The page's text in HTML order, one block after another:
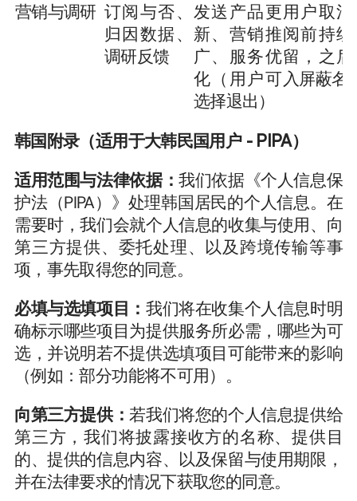
营销与调研 订阅与否、
归因数据、
调研反馈
发送产品更
新、营销推
广、服务优
化（用户可
选择退出）
用户取
阅前持
留，之
入屏蔽名
韩国附录（适用于大韩民国用户 - PIPA）
适用范围与法律依据：我们依据《个人信息保
护法（PIPA）》处理韩国居民的个人信息。在
需要时，我们会就个人信息的收集与使用、向
第三方提供、委托处理、以及跨境传输等事
项，事先取得您的同意。
必填与选填项目： 我们将在收集个人信息时明
确标示哪些项目为提供服务所必需，哪些为可
选，并说明若不提供选填项目可能带来的影响
（例如：部分功能将不可用）。
向第三方提供： 若我们将您的个人信息提供给
第三方，我们将披露接收方的名称、提供目
的、提供的信息内容、以及保留与使用期限，
并在法律要求的情况下获取您的同意。